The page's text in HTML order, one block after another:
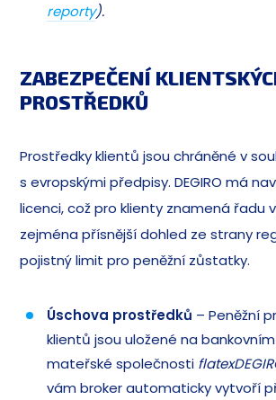
reporty).
ZABEZPEČENÍ
PROSTŘEDKŮ
Prostředky klientů jsou chráněné v
s evropskými předpisy. DEGIRO má
licenci, což pro klienty znamená řadu
zejména přísnější dohled ze strany
pojistný limit pro peněžní zůstatky.
Úschova prostředků – Peněžní
klientů jsou uložené na
mateřské společnosti
vám broker automaticky vytvoří